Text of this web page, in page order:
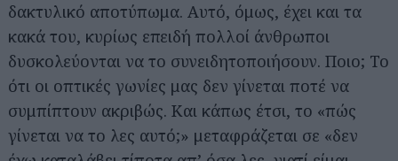
δακτυλικό αποτύπωμα. Αυτό, όμως, έχει και τα
κακά του, κυρίως επειδή πολλοί άνθρωποι
δυσκολεύονται να το συνειδητοποιήσουν. Ποιο; Το
ότι οι οπτικές γωνίες μας δεν γίνεται ποτέ να
συμπίπτουν ακριβώς. Και κάπως έτσι, το «πώς
γίνεται να το λες αυτό;» μεταφράζεται σε «δεν